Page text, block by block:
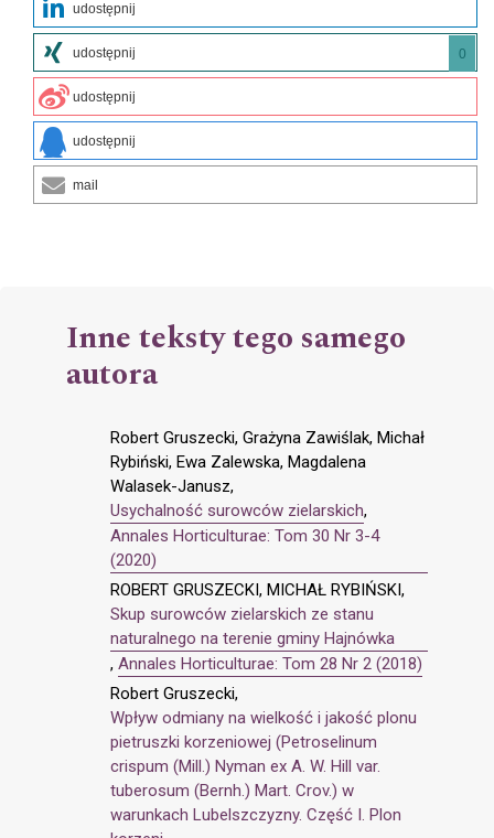
udostępnij
udostępnij 0
udostępnij
udostępnij
mail
Inne teksty tego samego
autora
Robert Gruszecki, Grażyna Zawiślak, Michał
Rybiński, Ewa Zalewska, Magdalena
Walasek-Janusz,
Usychalność surowców zielarskich,
Annales Horticulturae: Tom 30 Nr 3-4
(2020)
ROBERT GRUSZECKI, MICHAŁ RYBIŃSKI,
Skup surowców zielarskich ze stanu
naturalnego na terenie gminy Hajnówka
, Annales Horticulturae: Tom 28 Nr 2 (2018)
Robert Gruszecki,
Wpływ odmiany na wielkość i jakość plonu
pietruszki korzeniowej (Petroselinum
crispum (Mill.) Nyman ex A. W. Hill var.
tuberosum (Bernh.) Mart. Crov.) w
warunkach Lubelszczyzny. Część I. Plon